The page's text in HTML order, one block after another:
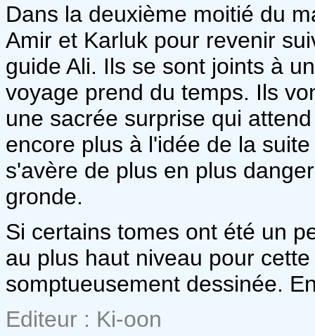
Dans la deuxième moitié du
Amir et Karluk pour revenir
guide Ali. Ils se sont joints à
voyage prend du temps. Ils
une sacrée surprise qui
encore plus à l'idée de la
s'avère de plus en plus
gronde.
Si certains tomes ont été un
au plus haut niveau pour
somptueusement dessinée.
Editeur : Ki-oon